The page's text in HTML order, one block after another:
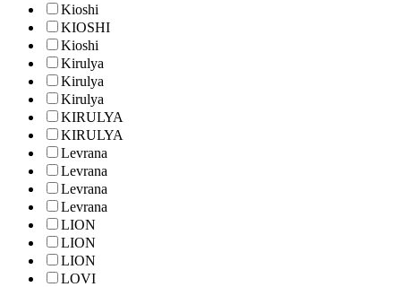
Kioshi
KIOSHI
Kioshi
Kirulya
Kirulya
Kirulya
KIRULYA
KIRULYA
Levrana
Levrana
Levrana
Levrana
LION
LION
LION
LOVI